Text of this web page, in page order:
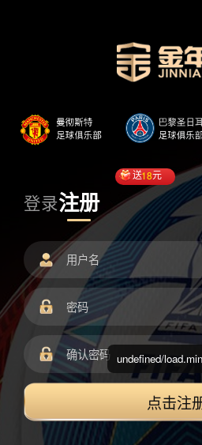
登录注册
送18元
点击注
undefined/